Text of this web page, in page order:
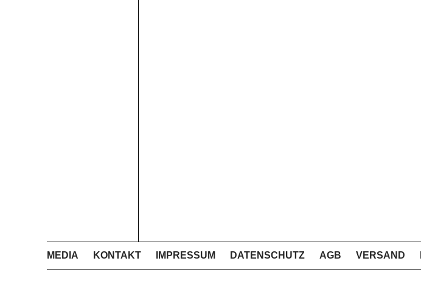
MEDIA KONTAKT IMPRESSUM DATENSCHUTZ AGB VERSAND